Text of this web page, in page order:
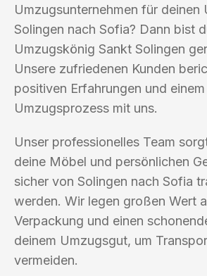
Umzugsunternehmen für deinen
Solingen nach Sofia? Dann bist
Umzugskönig Sankt Solingen
Unsere zufriedenen Kunden
positiven Erfahrungen und
Umzugsprozess mit uns.
Unser professionelles Team
deine Möbel und persönlichen
sicher von Solingen nach Sofia
werden. Wir legen großen Wert
Verpackung und einen
deinem Umzugsgut, um
vermeiden.